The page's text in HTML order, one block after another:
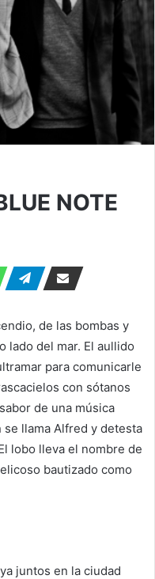
NOTE
de las bombas y
lado del mar. El aullido
para comunicarle
con sótanos
de una música
se llama Alfred y detesta
lobo lleva el nombre de
bautizado como
juntos en la ciudad